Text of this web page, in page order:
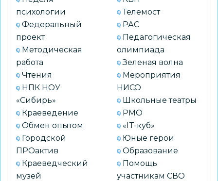
психологии
Федеральный
проект
Методическая
работа
Чтения
НПК НОУ
«Сибирь»
Краеведение
Обмен опытом
Городской
ПРОактив
Краеведческий
музей
Телемост
РАС
Педагогическая
олимпиада
Зеленая волна
Мероприятия
НИСО
Школьные театры
РМО
«IT-куб»
Юные герои
Образование
Помощь
участникам СВО